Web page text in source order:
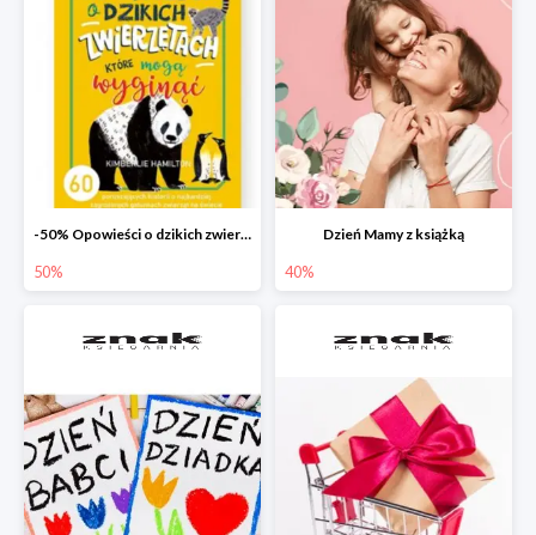
-50% Opowieści o dzikich zwierzętach
50%
Dzień Mamy z książką
40%